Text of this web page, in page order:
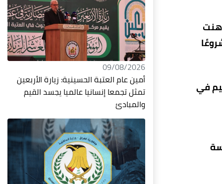
في
09/08/2026
أمين عام العتبة الحسينية: زيارة الأربعين
تمثل تجمعا إنسانيا عالميا يجسد القيم
والمبادئ